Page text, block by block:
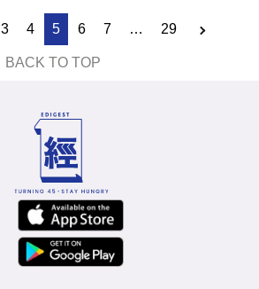
3 4 5 6 7 … 29
BACK TO TOP